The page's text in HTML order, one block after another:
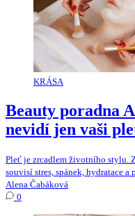
KRÁSA
Beauty poradna
nevidí jen vaši
Pleť je zrcadlem životního stylu.
souvisí stres, spánek, hydratace a
Alena Čabáková
0